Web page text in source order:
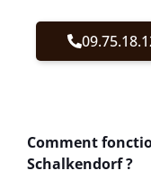
Comment
Schalkendorf ?